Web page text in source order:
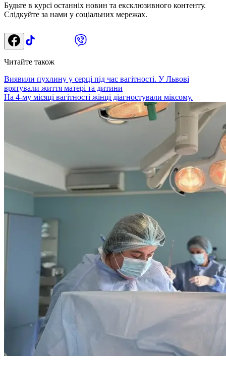
Будьте в курсі останніх новин та ексклюзивного контенту.
Слідкуйте за нами у соціальних мережах.
Читайте також
Виявили пухлину у серці під час вагітності. У Львові
врятували життя матері та дитини
На 4-му місяці вагітності жінці діагностували міксому.